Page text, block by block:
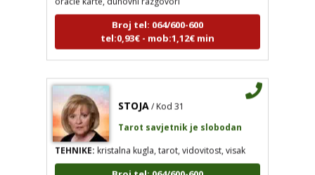
Broj tel: 064/600-600
tel:0,93€ - mob:1,12€ min
Tarot savjetnik je slobodan
TEHNIKE:kristalna kugla, tarot, vidovitost, visak
Broj tel: 064/600-600
tel:0,93€ - mob:1,12€ min